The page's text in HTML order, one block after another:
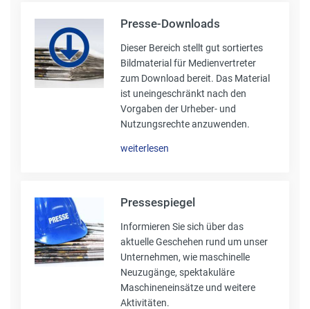
Presse-Downloads
Dieser Bereich stellt gut sortiertes
Bildmaterial für Medienvertreter
zum Download bereit. Das Material
ist uneingeschränkt nach den
Vorgaben der Urheber- und
Nutzungsrechte anzuwenden.
weiterlesen
Pressespiegel
Informieren Sie sich über das
aktuelle Geschehen rund um unser
Unternehmen, wie maschinelle
Neuzugänge, spektakuläre
Maschineneinsätze und weitere
Aktivitäten.